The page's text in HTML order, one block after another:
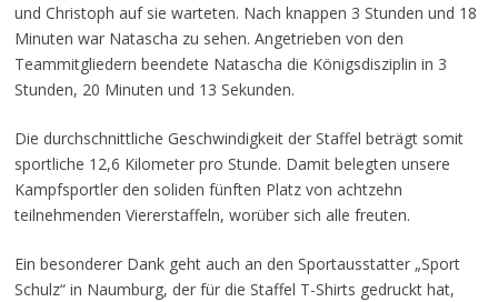
und Christoph auf sie warteten. Nach knappen 3 Stunden und 18
Minuten war Natascha zu sehen. Angetrieben von den
Teammitgliedern beendete Natascha die Königsdisziplin in 3
Stunden, 20 Minuten und 13 Sekunden.
Die durchschnittliche Geschwindigkeit der Staffel beträgt somit
sportliche 12,6 Kilometer pro Stunde. Damit belegten unsere
Kampfsportler den soliden fünften Platz von achtzehn
teilnehmenden Viererstaffeln, worüber sich alle freuten.
Ein besonderer Dank geht auch an den Sportausstatter „Sport
Schulz“ in Naumburg, der für die Staffel T-Shirts gedruckt hat,